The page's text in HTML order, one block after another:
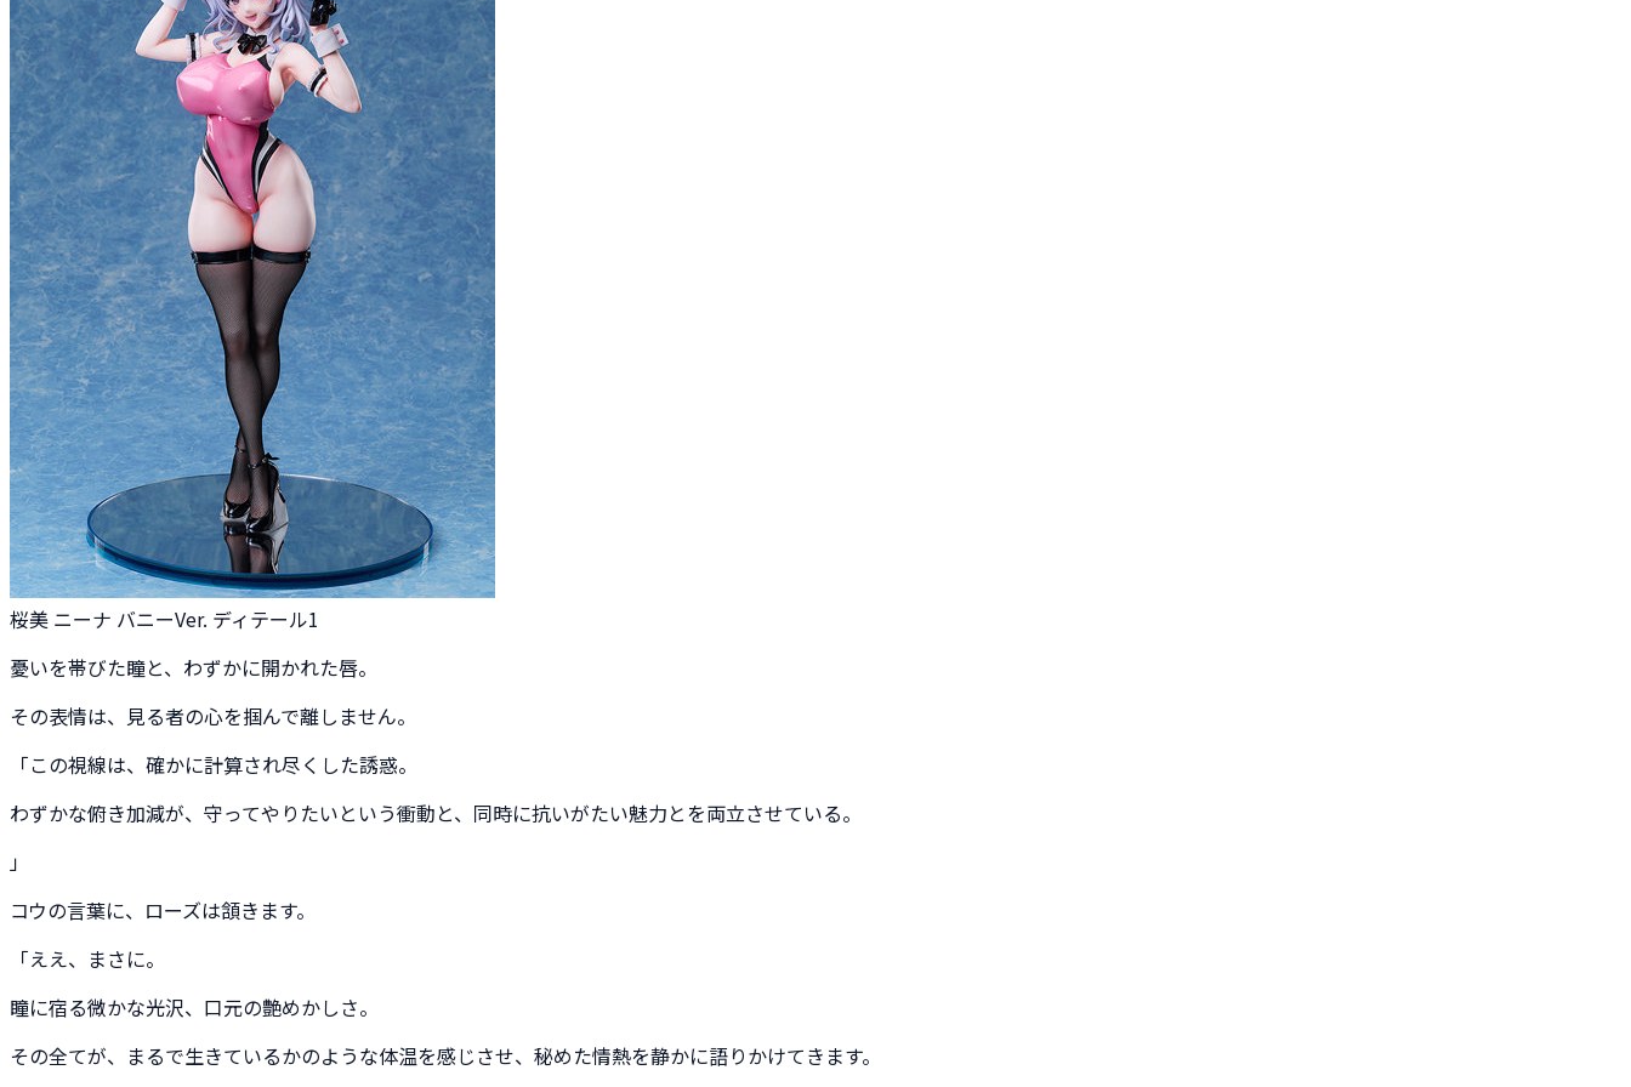
桜美 ニーナ バニーVer. ディテール1
憂いを帯びた瞳と、わずかに開かれた唇。
その表情は、見る者の心を掴んで離しません。
「この視線は、確かに計算され尽くした誘惑。
わずかな俯き加減が、守ってやりたいという衝動と、同時に抗いがたい魅力とを両立させている。
」
コウの言葉に、ローズは頷きます。
「ええ、まさに。
瞳に宿る微かな光沢、口元の艶めかしさ。
その全てが、まるで生きているかのような体温を感じさせ、秘めた情熱を静かに語りかけてきます。